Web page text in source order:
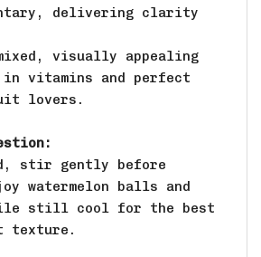
delivering clarity
visually appealing
vitamins and perfect
lovers.
stir gently before
watermelon balls and
still cool for the best
texture.